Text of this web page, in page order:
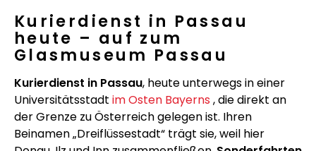
Kurierdienst in Passau
heute – auf zum
Glasmuseum Passau
Kurierdienst in Passau, heute unterwegs in einer
Universitätsstadt im Osten Bayerns , die direkt an
der Grenze zu Österreich gelegen ist. Ihren
Beinamen „Dreiflüssestadt“ trägt sie, weil hier